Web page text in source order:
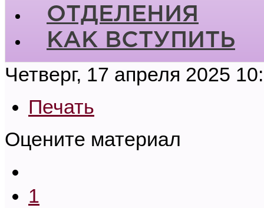
ОТДЕЛЕНИЯ
КАК ВСТУПИТЬ
Четверг, 17 апреля 2025
Печать
Оцените материал
1